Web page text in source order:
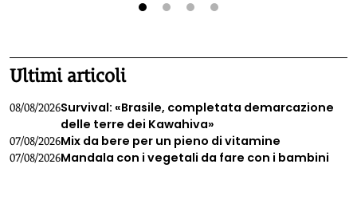
Ultimi articoli
08/08/2026Survival: «Brasile, completata demarcazione
delle terre dei Kawahiva»
07/08/2026Mix da bere per un pieno di vitamine
07/08/2026Mandala con i vegetali da fare con i bambini